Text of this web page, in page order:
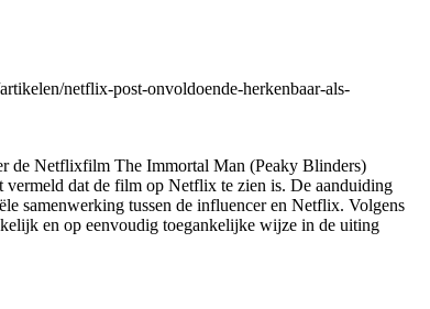
netflix-post-onvoldoende-herkenbaar-als-
de Netflixfilm The Immortal Man (Peaky Blinders)
vermeld dat de film op Netflix te zien is. De aanduiding
samenwerking tussen de influencer en Netflix. Volgens
en op eenvoudig toegankelijke wijze in de uiting